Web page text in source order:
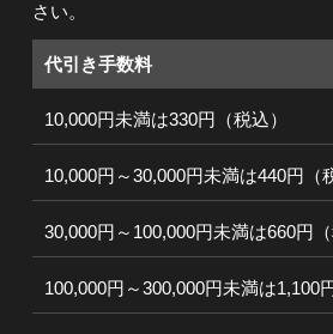
さい。
代引き手数料
10,000円未満は330円（税込）
10,000円～30,000円未満は440円（
30,000円～100,000円未満は660円
100,000円～300,000円未満は1,100